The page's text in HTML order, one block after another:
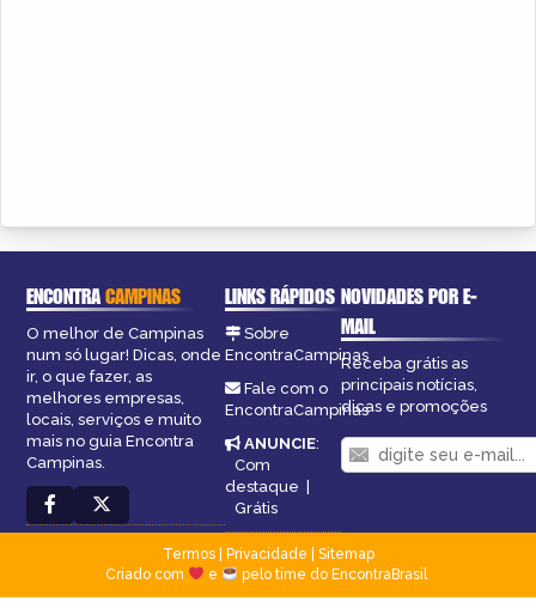
ENCONTRACAMPINAS
O melhor de Campinas
num só lugar! Dicas, onde
ir, o que fazer, as
melhores empresas,
locais, serviços e muito
mais no guia Encontra
Campinas.
LINKS RÁPIDOS
Sobre
EncontraCampinas
Fale com o
EncontraCampinas
ANUNCIE:
Com
destaque |
Grátis
NOVIDADES POR E-
MAIL
Receba grátis as
principais notícias,
dicas e promoções
Termos| Privacidade
Sitemap
Criado com
e pelo time do EncontraBrasil